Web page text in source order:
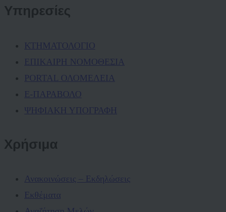
Υπηρεσίες
ΚΤΗΜΑΤΟΛΟΓΙΟ
ΕΠΙΚΑΙΡΗ ΝΟΜΟΘΕΣΙΑ
PORTAL ΟΛΟΜΕΛΕΙΑ
Ε-ΠΑΡΑΒΟΛΟ
ΨΗΦΙΑΚΗ ΥΠΟΓΡΑΦΗ
Χρήσιμα
Ανακοινώσεις – Εκδηλώσεις
Εκθέματα